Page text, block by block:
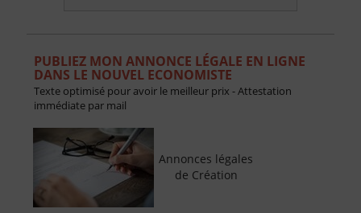
PUBLIEZ MON ANNONCE LÉGALE EN LIGNE
DANS LE NOUVEL ECONOMISTE
Texte optimisé pour avoir le meilleur prix - Attestation
immédiate par mail
Annonces légales
de Création